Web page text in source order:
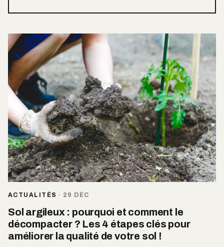
ACTUALITÉS · 29 DÉC
Sol argileux : pourquoi et comment le
décompacter ? Les 4 étapes clés pour
améliorer la qualité de votre sol !